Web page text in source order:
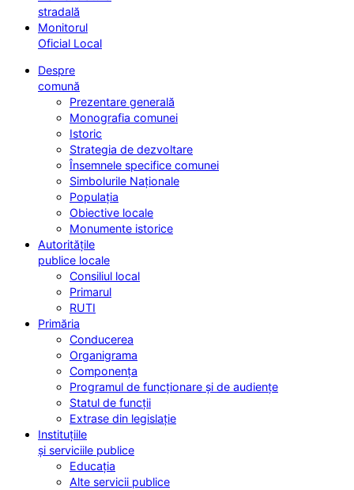
stradală
Monitorul
Oficial Local
Despre
comună
Prezentare generală
Monografia comunei
Istoric
Strategia de dezvoltare
Însemnele specifice comunei
Simbolurile Naționale
Populația
Obiective locale
Monumente istorice
Autoritățile
publice locale
Consiliul local
Primarul
RUTI
Primăria
Conducerea
Organigrama
Componența
Programul de funcționare și de audiențe
Statul de funcții
Extrase din legislație
Instituțiile
și serviciile publice
Educația
Alte servicii publice